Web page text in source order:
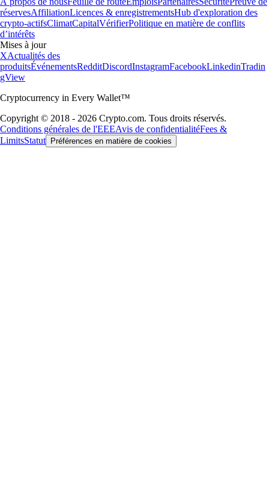
réservesAffiliationLicences & enregistrementsHub d'exploration des
crypto-actifsClimatCapitalVérifierPolitique en matière de conflits
d’intérêts
Mises à jour
XActualités des
produitsÉvénementsRedditDiscordInstagramFacebookLinkedinTradin
gView
Cryptocurrency in Every Wallet™
Copyright © 2018 - 2026 Crypto.com. Tous droits réservés.
Conditions générales de l'EEEAvis de confidentialitéFees &
LimitsStatut Préférences en matière de cookies